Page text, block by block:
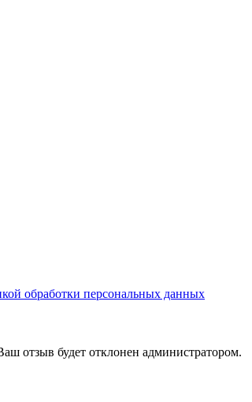
обработки персональных данных
отзыв будет отклонен администратором.